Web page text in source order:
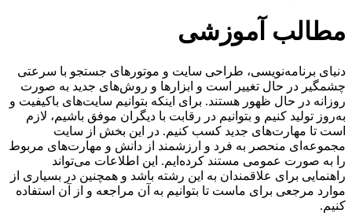
مطالب آموزشی
دنیای برنامه‌نویسی، طراحی سایت و موتورهای جستجو با سرعتی
چشمگیر در حال تغییر است و ابزارها و روش‌های جدید به صورت
روزانه در حال ظهور هستند. برای اینکه بتوانیم سایت‌های باکیفیت و
به‌روز تولید کنیم و بتوانیم در رقابت با دیگران موفق باشیم، لازم
است تا مهارت‌های جدید کسب کنیم. در این بخش از سایت
مجموعه‌ای منحصر به فرد و ارزشمند از دانش و مهارت‌های مربوط
را به صورت عمومی مستند کرده‌ایم. این اطلاعات می‌تواند
راهنمایی برای علاقمندان به این رشته باشد و همچنین در بسیاری از
موارد مرجعی برای ماست تا بتوانیم به آن مراجعه و از آن استفاده
کنیم.